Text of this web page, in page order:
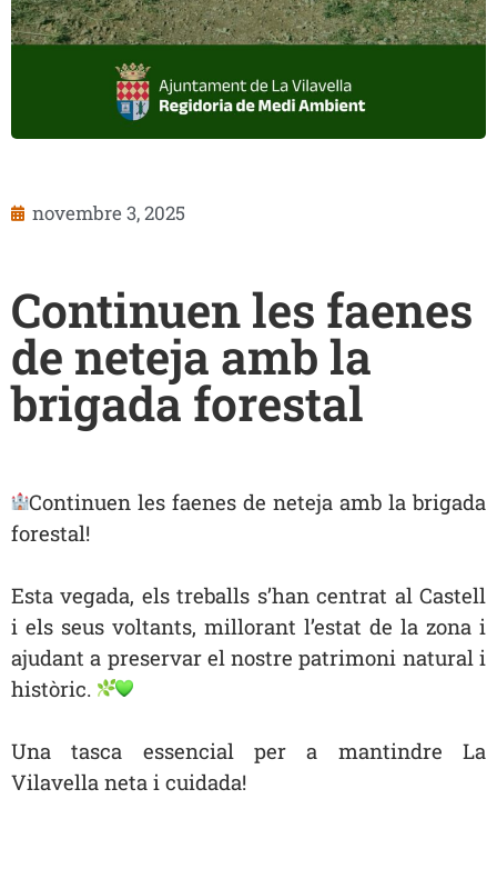
novembre 3, 2025
Continuen les faenes
de neteja amb la
brigada forestal
Continuen les faenes de neteja amb la brigada
forestal!
Esta vegada, els treballs s’han centrat al Castell
i els seus voltants, millorant l’estat de la zona i
ajudant a preservar el nostre patrimoni natural i
històric.
Una tasca essencial per a mantindre La
Vilavella neta i cuidada!